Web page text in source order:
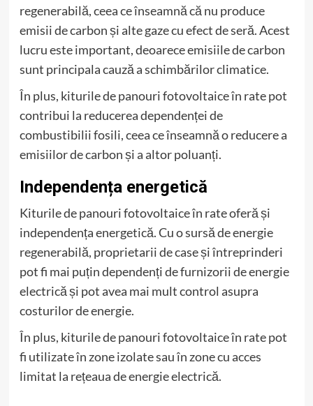
regenerabilă, ceea ce înseamnă că nu produce
emisii de carbon și alte gaze cu efect de seră. Acest
lucru este important, deoarece emisiile de carbon
sunt principala cauză a schimbărilor climatice.
În plus, kiturile de panouri fotovoltaice în rate pot
contribui la reducerea dependenței de
combustibilii fosili, ceea ce înseamnă o reducere a
emisiilor de carbon și a altor poluanți.
Independența energetică
Kiturile de panouri fotovoltaice în rate oferă și
independența energetică. Cu o sursă de energie
regenerabilă, proprietarii de case și întreprinderi
pot fi mai puțin dependenți de furnizorii de energie
electrică și pot avea mai mult control asupra
costurilor de energie.
În plus, kiturile de panouri fotovoltaice în rate pot
fi utilizate în zone izolate sau în zone cu acces
limitat la rețeaua de energie electrică.